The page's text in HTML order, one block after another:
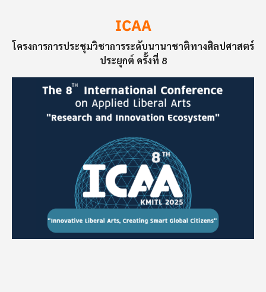
ICAA
โครงการการประชุมวิชาการระดับนานาชาติทางศิลปศาสตร์
ประยุกต์ ครั้งที่ 8